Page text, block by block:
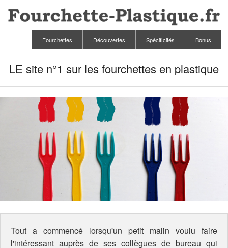
Fourchettes Découvertes Spécificités Bonus
LE site n°1 sur les fourchettes en plastique
Tout a commencé lorsqu'un petit malin voulu faire
l'intéressant auprès de ses collègues de bureau qui